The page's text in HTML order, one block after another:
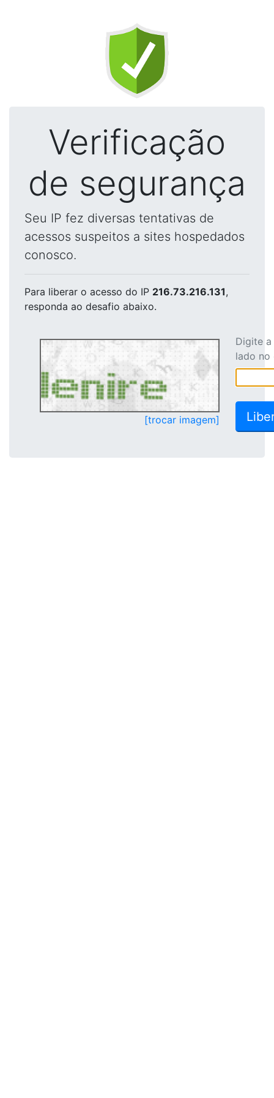
Verificação
de segurança
Seu IP fez diversas tentativas de
acessos suspeitos a sites hospedados
conosco.
Para liberar o acesso do IP 216.73.216.131,
responda ao desafio abaixo.
[trocar imagem]
Digite
lado no